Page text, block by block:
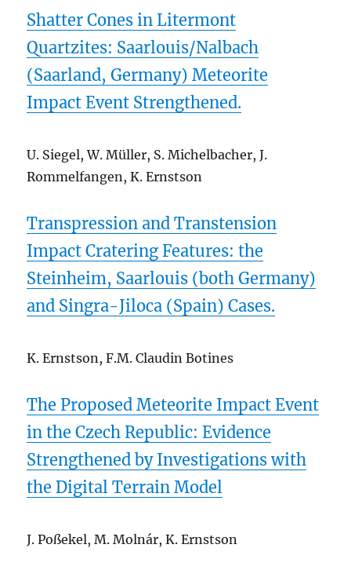
Shatter Cones in Litermont
Quartzites: Saarlouis/Nalbach
(Saarland, Germany) Meteorite
Impact Event Strengthened.
U. Siegel, W. Müller, S. Michelbacher, J.
Rommelfangen, K. Ernstson
Transpression and Transtension
Impact Cratering Features: the
Steinheim, Saarlouis (both Germany)
and Singra-Jiloca (Spain) Cases.
K. Ernstson, F.M. Claudin Botines
The Proposed Meteorite Impact Event
in the Czech Republic: Evidence
Strengthened by Investigations with
the Digital Terrain Model
J. Poßekel, M. Molnár, K. Ernstson